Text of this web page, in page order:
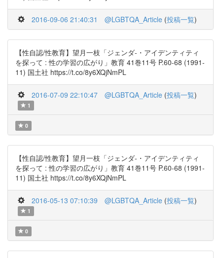
2016-09-06 21:40:31 @LGBTQA_Article (投稿一覧)
【性自認/性教育】望月一枝「ジェンダ-・アイデンティティ
を探って : 性の学習の広がり」教育 41巻11号 P.60-68 (1991-
11) 国土社 https://t.co/8y6XQjNmPL
2016-07-09 22:10:47 @LGBTQA_Article (投稿一覧)
1
0
【性自認/性教育】望月一枝「ジェンダ-・アイデンティティ
を探って : 性の学習の広がり」教育 41巻11号 P.60-68 (1991-
11) 国土社 https://t.co/8y6XQjNmPL
2016-05-13 07:10:39 @LGBTQA_Article (投稿一覧)
1
0